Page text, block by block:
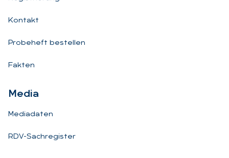
Kontakt
Probeheft bestellen
Fakten
Me­dia
Mediadaten
RDV-Sachregister